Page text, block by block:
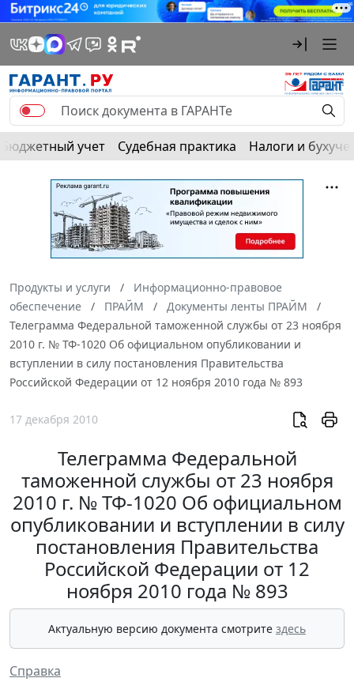
Бюджетный учет Судебная практика Налоги и
Продукты и услуги
Информационно-правовое
обеспечение
ПРАЙМ
Документы ленты ПРАЙМ
Телеграмма Федеральной таможенной службы от 23 ноября
2010 г. № ТФ-1020 Об официальном опубликовании и
вступлении в силу постановления Правительства
Российской Федерации от 12 ноября 2010 года № 893
17 декабря 2010
Телеграмма Федеральной
таможенной службы от 23 ноября
2010 г. № ТФ-1020 Об официальном
опубликовании и вступлении в силу
постановления Правительства
Российской Федерации от 12
ноября 2010 года № 893
Актуальную версию документа смотрите здесь
Справка